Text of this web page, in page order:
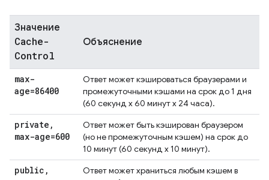
Значение
Cache-
Control
Объяснение
max-
age=86400
Ответ может кэшироваться браузерами и
промежуточными кэшами на срок до 1 дня
(60 секунд x 60 минут x 24 часа).
private ,
max-age=600
Ответ может быть кэширован браузером
(но не промежуточным кэшем) на срок до
10 минут (60 секунд x 10 минут).
public ,
Ответ может храниться любым кэшем в